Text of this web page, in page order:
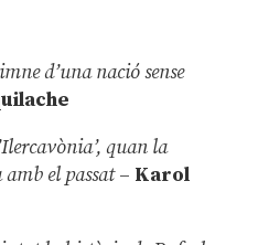
d’una nació sense
quan la
el passat– Karol